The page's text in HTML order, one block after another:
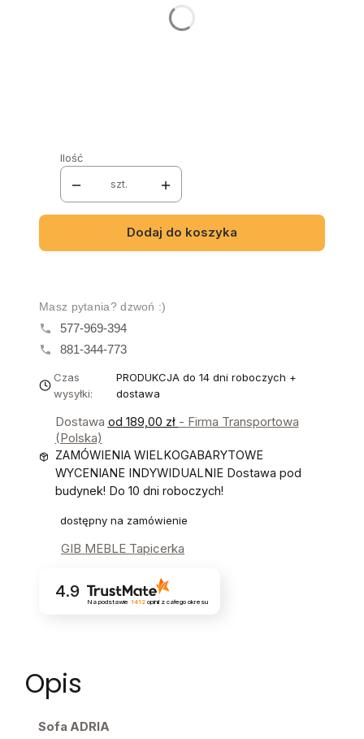
NAZWA I NUMER TKANINY
Ilość
szt.
Dodaj do koszyka
Masz pytania? dzwoń :)
577-969-394
881-344-773
Czas
wysyłki:
PRODUKCJA do 14 dni roboczych +
dostawa
Dostawa od 189,00 zł - Firma Transportowa
(Polska)
ZAMÓWIENIA WIELKOGABARYTOWE
WYCENIANE INDYWIDUALNIE Dostawa pod
budynek! Do 10 dni roboczych!
dostępny na zamówienie
GIB MEBLE Tapicerka
4.9
Na podstawie 1412opinii z całego okresu
Opis
Sofa ADRIA